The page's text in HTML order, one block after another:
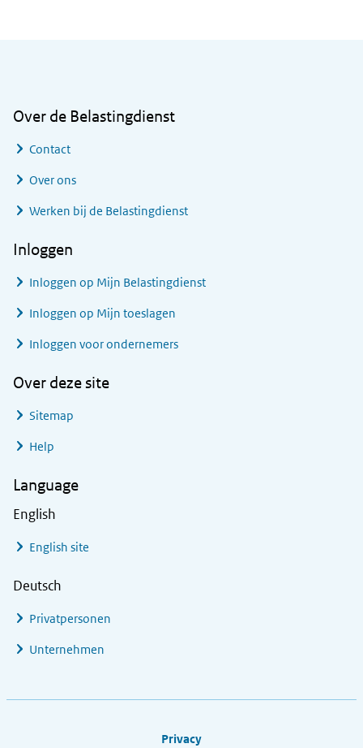
Over de Belastingdienst
Contact
Over ons
Werken bij de Belastingdienst
Inloggen
Inloggen op Mijn Belastingdienst
Inloggen op Mijn toeslagen
Inloggen voor ondernemers
Over deze site
Sitemap
Help
Language
English
English site
Deutsch
Privatpersonen
Unternehmen
Privacy